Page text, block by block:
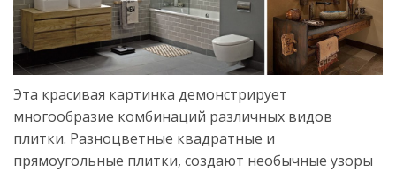
Эта красивая картинка демонстрирует
многообразие комбинаций различных видов
плитки. Разноцветные квадратные и
прямоугольные плитки, создают необычные узоры